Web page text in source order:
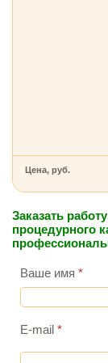
Цена, руб.
Заказать
процедурного
Ваше имя *
E-mail *